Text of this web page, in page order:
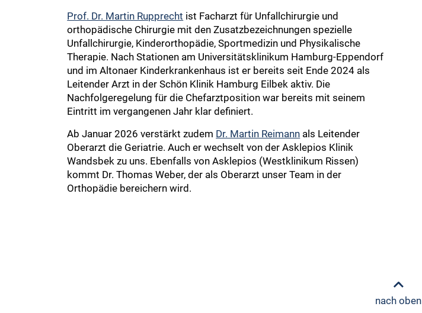
Prof. Dr. Martin Rupprecht ist Facharzt für Unfallchirurgie und
orthopädische Chirurgie mit den Zusatzbezeichnungen spezielle
Unfallchirurgie, Kinderorthopädie, Sportmedizin und Physikalische
Therapie. Nach Stationen am Universitätsklinikum Hamburg-Eppendorf
und im Altonaer Kinderkrankenhaus ist er bereits seit Ende 2024 als
Leitender Arzt in der Schön Klinik Hamburg Eilbek aktiv. Die
Nachfolgeregelung für die Chefarztposition war bereits mit seinem
Eintritt im vergangenen Jahr klar definiert.
Ab Januar 2026 verstärkt zudem Dr. Martin Reimann als Leitender
Oberarzt die Geriatrie. Auch er wechselt von der Asklepios Klinik
Wandsbek zu uns. Ebenfalls von Asklepios (Westklinikum Rissen)
kommt Dr. Thomas Weber, der als Oberarzt unser Team in der
Orthopädie bereichern wird.
nach oben